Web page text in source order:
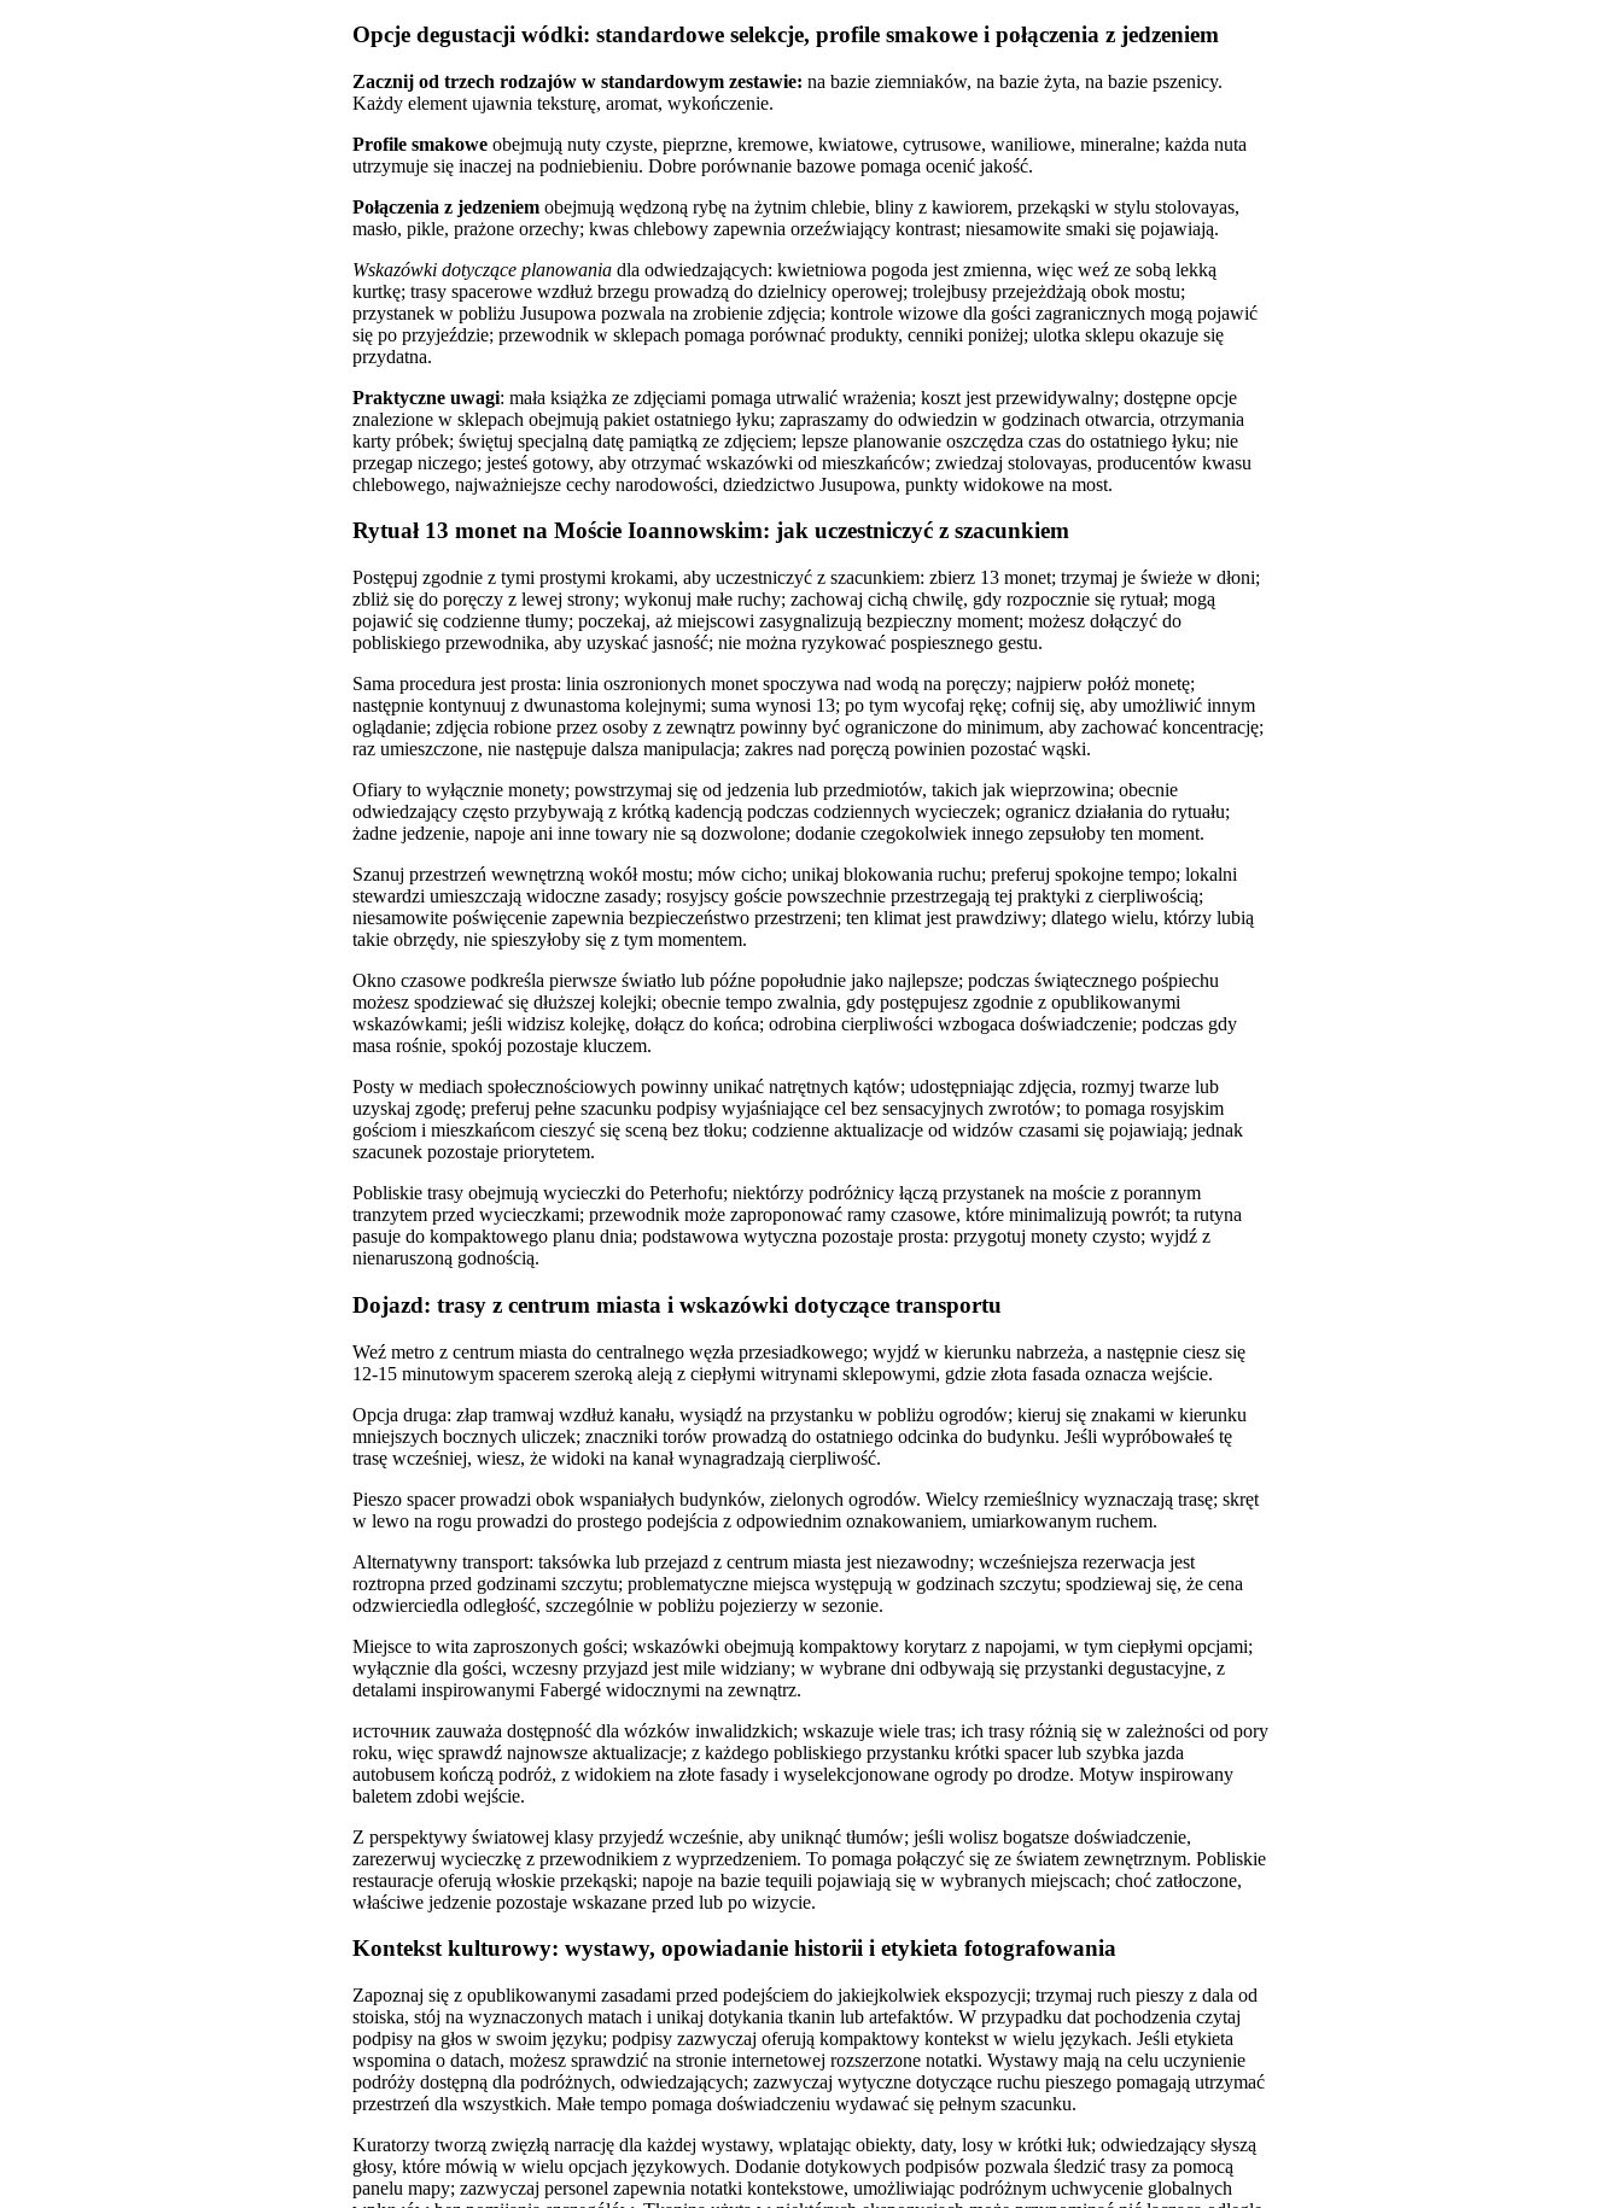
Opcje degustacji wódki: standardowe selekcje, profile smakowe i połączenia z jedzeniem
Zacznij od trzech rodzajów w standardowym zestawie: na bazie ziemniaków, na bazie żyta, na bazie pszenicy.
Każdy element ujawnia teksturę, aromat, wykończenie.
Profile smakowe obejmują nuty czyste, pieprzne, kremowe, kwiatowe, cytrusowe, waniliowe, mineralne; każda nuta
utrzymuje się inaczej na podniebieniu. Dobre porównanie bazowe pomaga ocenić jakość.
Połączenia z jedzeniem obejmują wędzoną rybę na żytnim chlebie, bliny z kawiorem, przekąski w stylu stolovayas,
masło, pikle, prażone orzechy; kwas chlebowy zapewnia orzeźwiający kontrast; niesamowite smaki się pojawiają.
Wskazówki dotyczące planowania dla odwiedzających: kwietniowa pogoda jest zmienna, więc weź ze sobą lekką
kurtkę; trasy spacerowe wzdłuż brzegu prowadzą do dzielnicy operowej; trolejbusy przejeżdżają obok mostu;
przystanek w pobliżu Jusupowa pozwala na zrobienie zdjęcia; kontrole wizowe dla gości zagranicznych mogą pojawić
się po przyjeździe; przewodnik w sklepach pomaga porównać produkty, cenniki poniżej; ulotka sklepu okazuje się
przydatna.
Praktyczne uwagi: mała książka ze zdjęciami pomaga utrwalić wrażenia; koszt jest przewidywalny; dostępne opcje
znalezione w sklepach obejmują pakiet ostatniego łyku; zapraszamy do odwiedzin w godzinach otwarcia, otrzymania
karty próbek; świętuj specjalną datę pamiątką ze zdjęciem; lepsze planowanie oszczędza czas do ostatniego łyku; nie
przegap niczego; jesteś gotowy, aby otrzymać wskazówki od mieszkańców; zwiedzaj stolovayas, producentów kwasu
chlebowego, najważniejsze cechy narodowości, dziedzictwo Jusupowa, punkty widokowe na most.
Rytuał 13 monet na Moście Ioannowskim: jak uczestniczyć z szacunkiem
Postępuj zgodnie z tymi prostymi krokami, aby uczestniczyć z szacunkiem: zbierz 13 monet; trzymaj je świeże w dłoni;
zbliż się do poręczy z lewej strony; wykonuj małe ruchy; zachowaj cichą chwilę, gdy rozpocznie się rytuał; mogą
pojawić się codzienne tłumy; poczekaj, aż miejscowi zasygnalizują bezpieczny moment; możesz dołączyć do
pobliskiego przewodnika, aby uzyskać jasność; nie można ryzykować pospiesznego gestu.
Sama procedura jest prosta: linia oszronionych monet spoczywa nad wodą na poręczy; najpierw połóż monetę;
następnie kontynuuj z dwunastoma kolejnymi; suma wynosi 13; po tym wycofaj rękę; cofnij się, aby umożliwić innym
oglądanie; zdjęcia robione przez osoby z zewnątrz powinny być ograniczone do minimum, aby zachować koncentrację;
raz umieszczone, nie następuje dalsza manipulacja; zakres nad poręczą powinien pozostać wąski.
Ofiary to wyłącznie monety; powstrzymaj się od jedzenia lub przedmiotów, takich jak wieprzowina; obecnie
odwiedzający często przybywają z krótką kadencją podczas codziennych wycieczek; ogranicz działania do rytuału;
żadne jedzenie, napoje ani inne towary nie są dozwolone; dodanie czegokolwiek innego zepsułoby ten moment.
Szanuj przestrzeń wewnętrzną wokół mostu; mów cicho; unikaj blokowania ruchu; preferuj spokojne tempo; lokalni
stewardzi umieszczają widoczne zasady; rosyjscy goście powszechnie przestrzegają tej praktyki z cierpliwością;
niesamowite poświęcenie zapewnia bezpieczeństwo przestrzeni; ten klimat jest prawdziwy; dlatego wielu, którzy lubią
takie obrzędy, nie spieszyłoby się z tym momentem.
Okno czasowe podkreśla pierwsze światło lub późne popołudnie jako najlepsze; podczas świątecznego pośpiechu
możesz spodziewać się dłuższej kolejki; obecnie tempo zwalnia, gdy postępujesz zgodnie z opublikowanymi
wskazówkami; jeśli widzisz kolejkę, dołącz do końca; odrobina cierpliwości wzbogaca doświadczenie; podczas gdy
masa rośnie, spokój pozostaje kluczem.
Posty w mediach społecznościowych powinny unikać natrętnych kątów; udostępniając zdjęcia, rozmyj twarze lub
uzyskaj zgodę; preferuj pełne szacunku podpisy wyjaśniające cel bez sensacyjnych zwrotów; to pomaga rosyjskim
gościom i mieszkańcom cieszyć się sceną bez tłoku; codzienne aktualizacje od widzów czasami się pojawiają; jednak
szacunek pozostaje priorytetem.
Pobliskie trasy obejmują wycieczki do Peterhofu; niektórzy podróżnicy łączą przystanek na moście z porannym
tranzytem przed wycieczkami; przewodnik może zaproponować ramy czasowe, które minimalizują powrót; ta rutyna
pasuje do kompaktowego planu dnia; podstawowa wytyczna pozostaje prosta: przygotuj monety czysto; wyjdź z
nienaruszoną godnością.
Dojazd: trasy z centrum miasta i wskazówki dotyczące transportu
Weź metro z centrum miasta do centralnego węzła przesiadkowego; wyjdź w kierunku nabrzeża, a następnie ciesz się
12-15 minutowym spacerem szeroką aleją z ciepłymi witrynami sklepowymi, gdzie złota fasada oznacza wejście.
Opcja druga: złap tramwaj wzdłuż kanału, wysiądź na przystanku w pobliżu ogrodów; kieruj się znakami w kierunku
mniejszych bocznych uliczek; znaczniki torów prowadzą do ostatniego odcinka do budynku. Jeśli wypróbowałeś tę
trasę wcześniej, wiesz, że widoki na kanał wynagradzają cierpliwość.
Pieszo spacer prowadzi obok wspaniałych budynków, zielonych ogrodów. Wielcy rzemieślnicy wyznaczają trasę; skręt
w lewo na rogu prowadzi do prostego podejścia z odpowiednim oznakowaniem, umiarkowanym ruchem.
Alternatywny transport: taksówka lub przejazd z centrum miasta jest niezawodny; wcześniejsza rezerwacja jest
roztropna przed godzinami szczytu; problematyczne miejsca występują w godzinach szczytu; spodziewaj się, że cena
odzwierciedla odległość, szczególnie w pobliżu pojezierzy w sezonie.
Miejsce to wita zaproszonych gości; wskazówki obejmują kompaktowy korytarz z napojami, w tym ciepłymi opcjami;
wyłącznie dla gości, wczesny przyjazd jest mile widziany; w wybrane dni odbywają się przystanki degustacyjne, z
detalami inspirowanymi Fabergé widocznymi na zewnątrz.
источник zauważa dostępność dla wózków inwalidzkich; wskazuje wiele tras; ich trasy różnią się w zależności od pory
roku, więc sprawdź najnowsze aktualizacje; z każdego pobliskiego przystanku krótki spacer lub szybka jazda
autobusem kończą podróż, z widokiem na złote fasady i wyselekcjonowane ogrody po drodze. Motyw inspirowany
baletem zdobi wejście.
Z perspektywy światowej klasy przyjedź wcześnie, aby uniknąć tłumów; jeśli wolisz bogatsze doświadczenie,
zarezerwuj wycieczkę z przewodnikiem z wyprzedzeniem. To pomaga połączyć się ze światem zewnętrznym. Pobliskie
restauracje oferują włoskie przekąski; napoje na bazie tequili pojawiają się w wybranych miejscach; choć zatłoczone,
właściwe jedzenie pozostaje wskazane przed lub po wizycie.
Kontekst kulturowy: wystawy, opowiadanie historii i etykieta fotografowania
Zapoznaj się z opublikowanymi zasadami przed podejściem do jakiejkolwiek ekspozycji; trzymaj ruch pieszy z dala od
stoiska, stój na wyznaczonych matach i unikaj dotykania tkanin lub artefaktów. W przypadku dat pochodzenia czytaj
podpisy na głos w swoim języku; podpisy zazwyczaj oferują kompaktowy kontekst w wielu językach. Jeśli etykieta
wspomina o datach, możesz sprawdzić na stronie internetowej rozszerzone notatki. Wystawy mają na celu uczynienie
podróży dostępną dla podróżnych, odwiedzających; zazwyczaj wytyczne dotyczące ruchu pieszego pomagają utrzymać
przestrzeń dla wszystkich. Małe tempo pomaga doświadczeniu wydawać się pełnym szacunku.
Kuratorzy tworzą zwięzłą narrację dla każdej wystawy, wplatając obiekty, daty, losy w krótki łuk; odwiedzający słyszą
głosy, które mówią w wielu opcjach językowych. Dodanie dotykowych podpisów pozwala śledzić trasy za pomocą
panelu mapy; zazwyczaj personel zapewnia notatki kontekstowe, umożliwiając podróżnym uchwycenie globalnych